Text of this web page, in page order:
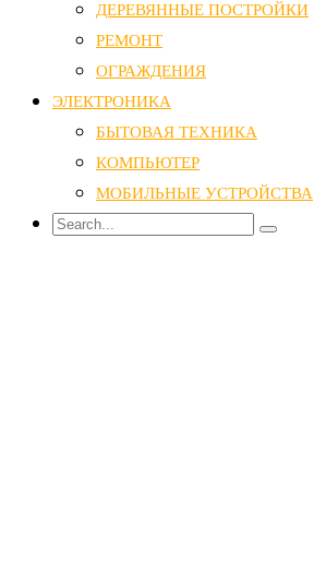
ДЕРЕВЯННЫЕ ПОСТРОЙКИ
РЕМОНТ
ОГРАЖДЕНИЯ
ЭЛЕКТРОНИКА
БЫТОВАЯ ТЕХНИКА
КОМПЬЮТЕР
МОБИЛЬНЫЕ УСТРОЙСТВА